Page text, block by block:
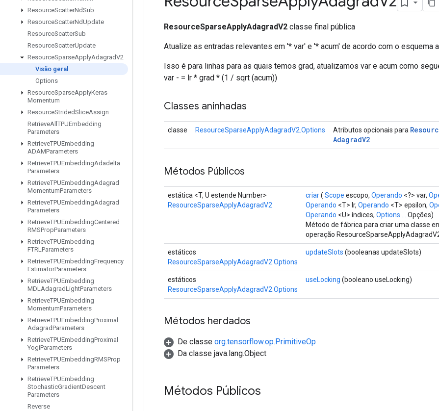
ResourceScatterNdSub
ResourceScatterNdUpdate
ResourceScatterSub
ResourceScatterUpdate
ResourceSparseApplyAdagradV2
Visão geral
Options
ResourceSparseApplyKeras
Momentum
ResourceStridedSliceAssign
RetrieveAll TPUEmbedding
Parameters
RetrieveTPUEmbedding
ADAMParameters
RetrieveTPUEmbeddingAdadelta
Parameters
RetrieveTPUEmbeddingAdagrad
MomentumParameters
RetrieveTPUEmbeddingAdagrad
Parameters
RetrieveTPUEmbeddingCentered
RMSPropParameters
RetrieveTPUEmbedding
FTRLParameters
RetrieveTPUEmbeddingFrequency
EstimatorParameters
RetrieveTPUEmbedding
MDLAdagradLightParameters
RetrieveTPUEmbedding
MomentumParameters
RetrieveTPUEmbeddingProximal
AdagradParameters
RetrieveTPUEmbeddingProximal
YogiParameters
RetrieveTPUEmbeddingRMSProp
Parameters
RetrieveTPUEmbedding
StochasticGradientDescent
Parameters
Reverse
ResourceSparseApplyAdagradV2 classe final pública
Atualize as entradas relevantes em '* var' e '* acum' de acordo com o esquema
Isso é para linhas para as quais temos grad, atualizamos var e acum como
var - = lr * grad * (1 / sqrt (acum))
Classes aninhadas
classe ResourceSparseApplyAdagradV2.Options Atributos opcionais para
AdagradV2
Métodos Públicos
estática <T, U estende Number>
ResourceSparseApplyAdagradV2
criar( Scope escopo, Operando <?> var,
Operando <T> lr, Operando <T> epsilon,
Operando <U> índices, Options ...
Opções)
Método de fábrica para criar uma classe
operação
estáticos
ResourceSparseApplyAdagradV2.Options
updateSlots (booleanas updateSlots)
estáticos
ResourceSparseApplyAdagradV2.Options
useLocking (booleano useLocking)
Métodos herdados
De classe org.tensorflow.op.PrimitiveOp
Da classe java.lang.Object
Métodos Públicos